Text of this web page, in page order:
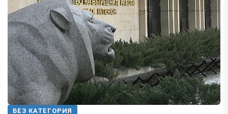
БЕЗ КАТЕГОРИЯ